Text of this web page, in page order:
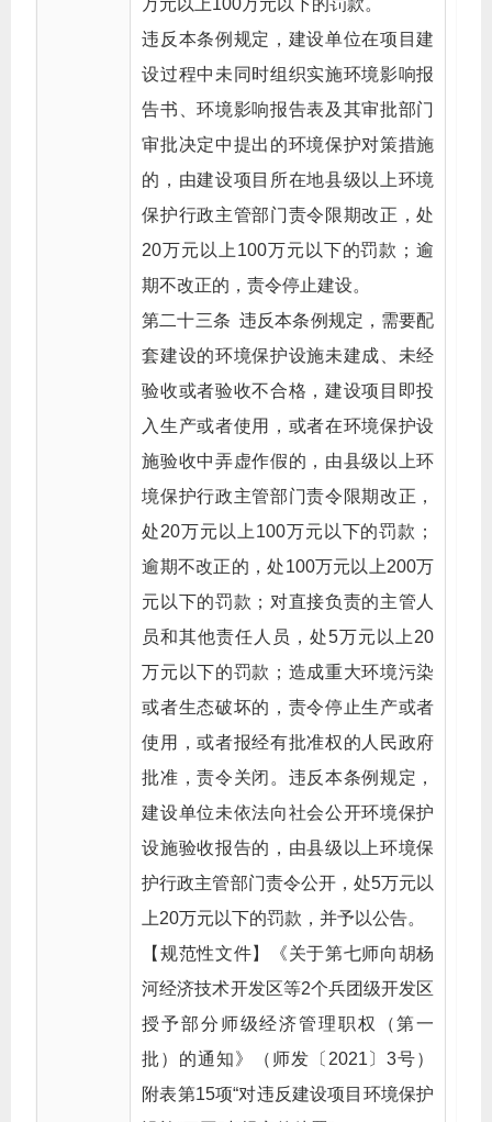
万元以上100万元以下的罚款。
违反本条例规定，建设单位在项目建
设过程中未同时组织实施环境影响报
告书、环境影响报告表及其审批部门
审批决定中提出的环境保护对策措施
的，由建设项目所在地县级以上环境
保护行政主管部门责令限期改正，处
20万元以上100万元以下的罚款；逾
期不改正的，责令停止建设。
第二十三条 违反本条例规定，需要配
套建设的环境保护设施未建成、未经
验收或者验收不合格，建设项目即投
入生产或者使用，或者在环境保护设
施验收中弄虚作假的，由县级以上环
境保护行政主管部门责令限期改正，
处20万元以上100万元以下的罚款；
逾期不改正的，处100万元以上200万
元以下的罚款；对直接负责的主管人
员和其他责任人员，处5万元以上20
万元以下的罚款；造成重大环境污染
或者生态破坏的，责令停止生产或者
使用，或者报经有批准权的人民政府
批准，责令关闭。违反本条例规定，
建设单位未依法向社会公开环境保护
设施验收报告的，由县级以上环境保
护行政主管部门责令公开，处5万元以
上20万元以下的罚款，并予以公告。
【规范性文件】《关于第七师向胡杨
河经济技术开发区等2个兵团级开发区
授予部分师级经济管理职权（第一
批）的通知》（师发〔2021〕3号）
附表第15项“对违反建设项目环境保护